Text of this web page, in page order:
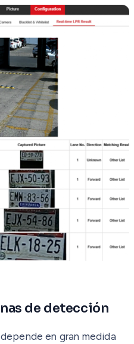
de detección
en gran medida